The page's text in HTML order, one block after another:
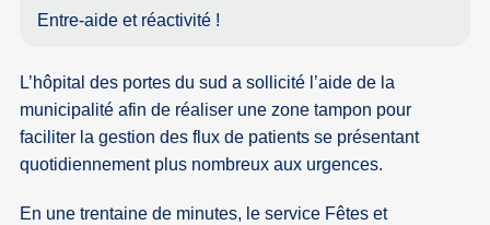
Entre-aide et réactivité !
L’hôpital des portes du sud a sollicité l’aide de la
municipalité afin de réaliser une zone tampon pour
faciliter la gestion des flux de patients se présentant
quotidiennement plus nombreux aux urgences.
En une trentaine de minutes, le service Fêtes et